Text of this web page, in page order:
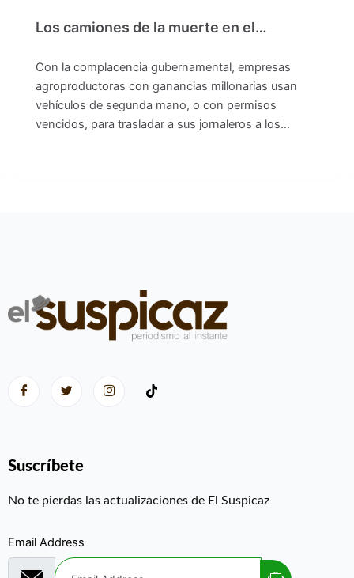
Los camiones de la muerte en el…
Con la complacencia gubernamental, empresas
agroproductoras con ganancias millonarias usan
vehículos de segunda mano, o con permisos
vencidos, para trasladar a sus jornaleros a los…
Suscríbete
No te pierdas las actualizaciones de El Suspicaz
Email Address